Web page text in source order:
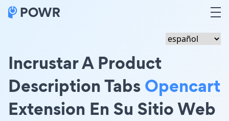
Incrustar A Product
Description TabsOpencart
Extension En Su Sitio Web